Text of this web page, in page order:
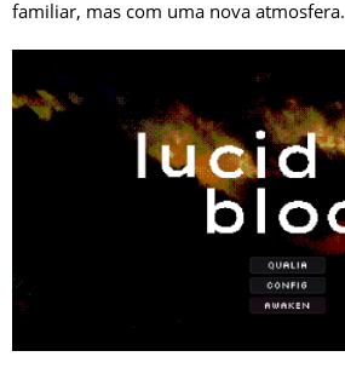
familiar, mas com uma nova atmosfera.